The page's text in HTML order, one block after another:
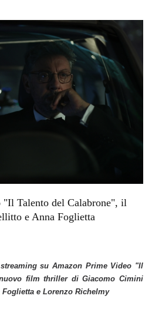
"Il Talento del Calabrone", il
e Anna Foglietta
su Amazon Prime Video "Il
film thriller di Giacomo Cimini
e Lorenzo Richelmy